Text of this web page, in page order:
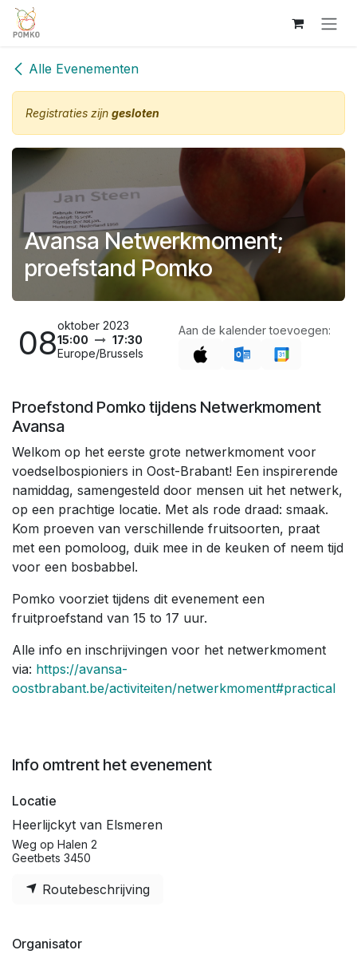
Overslaan naar inhoud
Alle Evenementen
Registraties zijn gesloten
Avansa Netwerkmoment;
proefstand Pomko
08oktober 2023
15:00
17:30
Europe/Brussels
Aan de kalender toevoegen:
Proefstond Pomko tijdens Netwerkmoment
Avansa
Welkom op het eerste grote netwerkmoment voor
voedselbospioniers in Oost-Brabant! Een inspirerende
namiddag, samengesteld door mensen uit het netwerk,
op een prachtige locatie. Met als rode draad: smaak.
Kom proeven van verschillende fruitsoorten, praat
met een pomoloog, duik mee in de keuken of neem tijd
voor een bosbabbel.
Pomko voorziet tijdens dit evenement een
fruitproefstand van 15 to 17 uur.
Alle info en inschrijvingen voor het netwerkmoment
via: https://avansa-
oostbrabant.be/activiteiten/netwerkmoment#practical
Info omtrent het evenement
Locatie
Heerlijckyt van Elsmeren
Weg op Halen 2
Geetbets 3450
Routebeschrijving
Organisator